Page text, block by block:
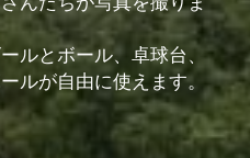
ルとボール、卓球台、
ルが自由に使えます。